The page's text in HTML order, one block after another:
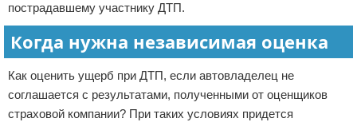
пострадавшему участнику ДТП.
Когда нужна независимая оценка
Как оценить ущерб при ДТП, если автовладелец не
соглашается с результатами, полученными от оценщиков
страховой компании? При таких условиях придется